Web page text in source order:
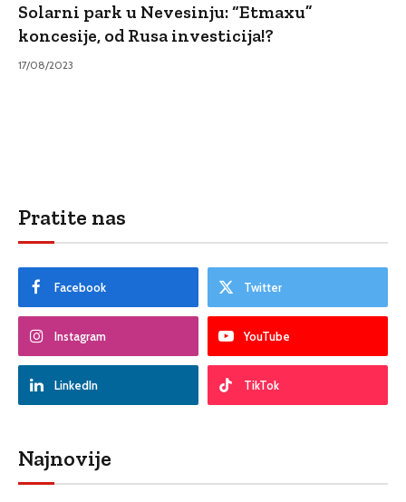
Solarni park u Nevesinju: “Etmaxu”
koncesije, od Rusa investicija!?
17/08/2023
Pratite nas
Facebook Twitter
Instagram YouTube
LinkedIn TikTok
Najnovije